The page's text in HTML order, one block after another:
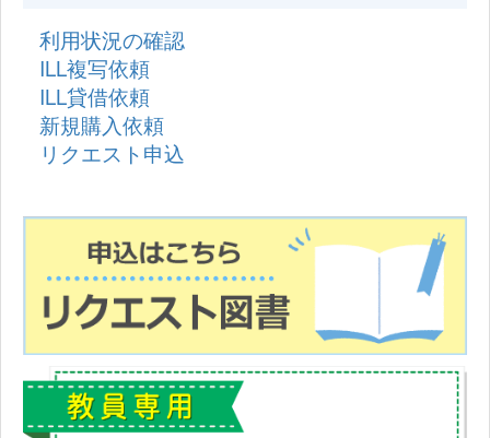
利用状況の確認
ILL複写依頼
ILL貸借依頼
新規購入依頼
リクエスト申込